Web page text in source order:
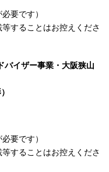
要です）
することはお控えくださ
バイザー事業・大阪狭山
要です）
することはお控えくださ